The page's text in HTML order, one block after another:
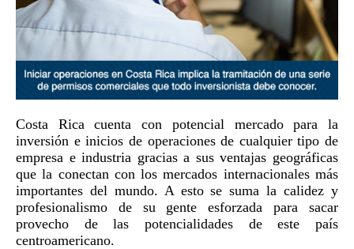
Costa Rica cuenta con potencial mercado para la
inversión e inicios de operaciones de cualquier tipo de
empresa e industria gracias a sus ventajas geográficas
que la conectan con los mercados internacionales más
importantes del mundo. A esto se suma la calidez y
profesionalismo de su gente esforzada para sacar
provecho de las potencialidades de este país
centroamericano.